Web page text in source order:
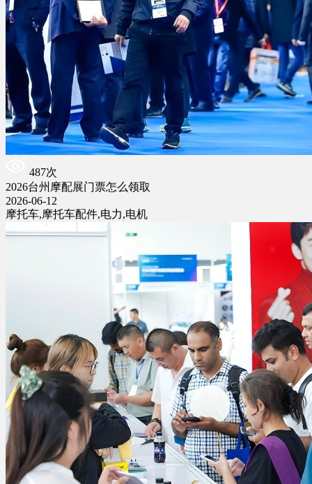
487次
2026台州摩配展门票怎么领取
2026-06-12
摩托车,摩托车配件,电力,电机